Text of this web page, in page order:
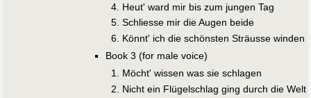
Heut' ward mir bis zum jungen Tag
Schliesse mir die Augen beide
Könnt' ich die schönsten Sträusse winden
Book 3 (for male voice)
Möcht' wissen was sie schlagen
Nicht ein Flügelschlag ging durch die Welt